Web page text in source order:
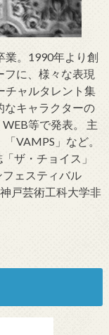
業。1990年より創
フに、様々な表現
チャルタレント集
なキャラクターの
等で発表。 主
VAMPS」など。
ザ・チョイス」
ェスティバル
戸芸術工科大学非